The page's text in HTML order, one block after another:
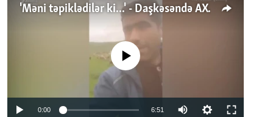
'Məni təpiklədilər ki...' - Daşkəsəndə AXCP fəalının yaxınları onun həbsinə etiraz edirlər
No media source currently available
0:00 6:51